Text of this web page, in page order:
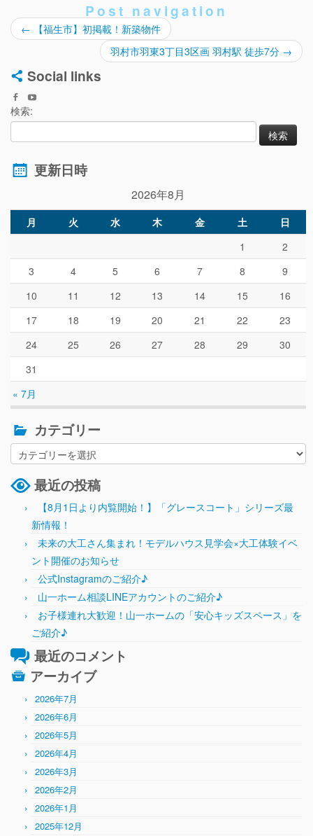
Post navigation
← 【福生市】初掲載！新築物件
羽村市羽東3丁目3区画 羽村駅 徒歩7分 →
Social links
検索:
更新日時
2026年8月
月 火 水 木 金 土 日
« 7月
1
2
3
4 5 6 7 8
9
10
11 12 13 14 15
16
17
18 19 20 21 22
23
24
25 26 27 28 29
30
31
カテゴリー
最近の投稿
【8月1日より内覧開始！】「グレースコート」シリーズ最
新情報！
未来の大工さん集まれ！モデルハウス見学会×大工体験イベ
ント開催のお知らせ
公式Instagramのご紹介♪
山一ホーム相談LINEアカウントのご紹介♪
お子様連れ大歓迎！山一ホームの「安心キッズスペース」を
ご紹介♪
最近のコメント
アーカイブ
2026年7月
2026年6月
2026年5月
2026年4月
2026年3月
2026年2月
2026年1月
2025年12月